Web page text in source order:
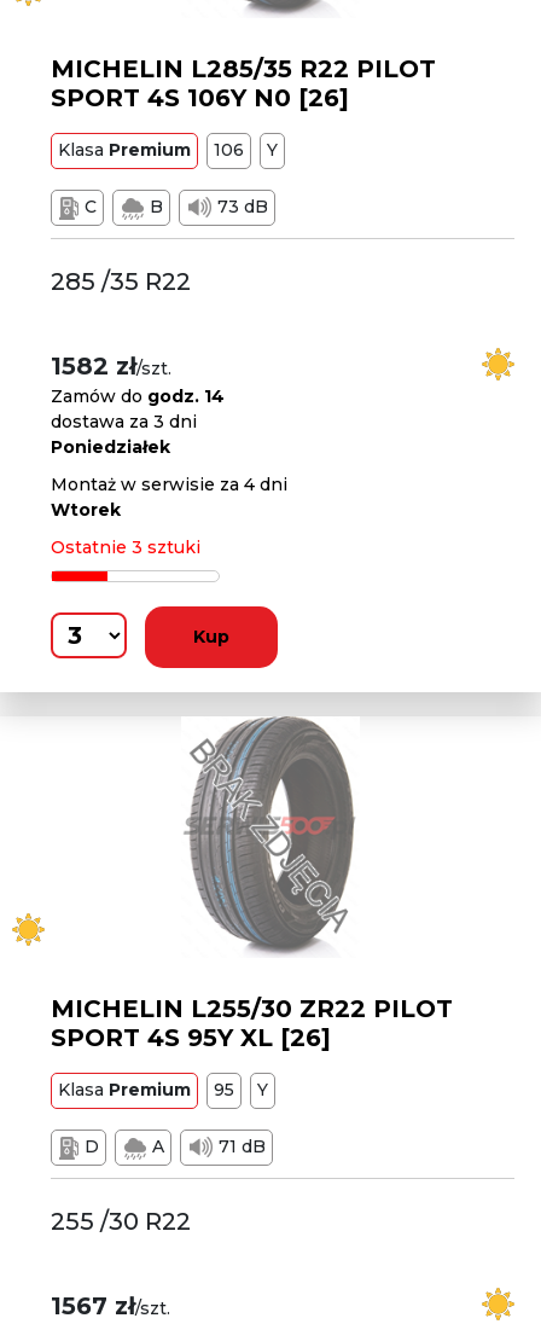
MICHELIN L285/35 R22 PILOT
SPORT 4S 106Y N0 [26]
Klasa Premium 106 Y
C B 73 dB
285 /35 R22
1582 zł/szt.
Zamów do godz. 14
dostawa za 3 dni
Poniedziałek
Montaż w serwisie za 4 dni
Wtorek
Ostatnie 3 sztuki
Kup
MICHELIN L255/30 ZR22 PILOT
SPORT 4S 95Y XL [26]
Klasa Premium 95 Y
D A 71 dB
255 /30 R22
1567 zł/szt.